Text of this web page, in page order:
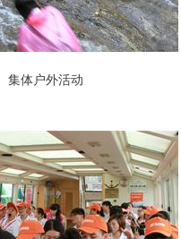
集体户外活动